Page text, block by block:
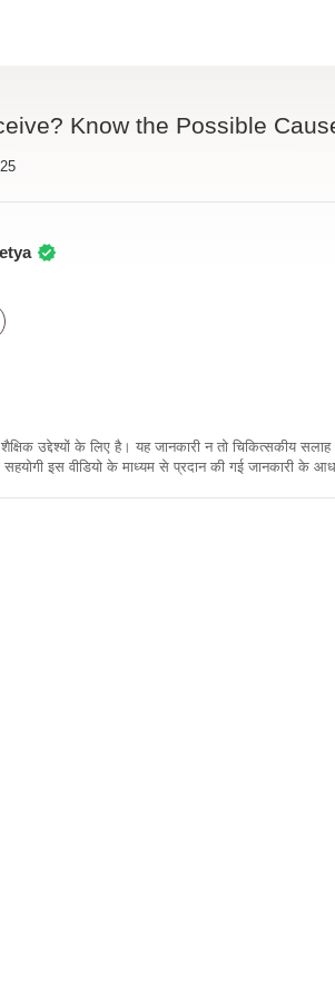
Know the Possible
उद्देश्यों के लिए है। यह जानकारी न तो चिकित्सकीय
इस वीडियो के माध्यम से प्रदान की गई जानकारी के आधार